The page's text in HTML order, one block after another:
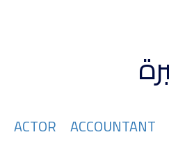
ACCOUNTANT
ACTOR